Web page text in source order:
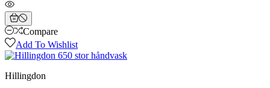
Compare
Add To Wishlist
Hillingdon